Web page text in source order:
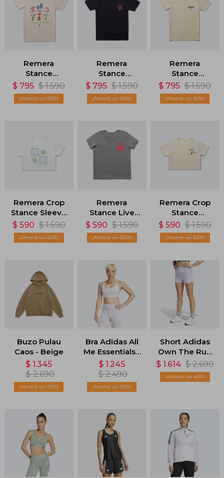
Remera
Stance
Forager -
Beige
$ 795 $ 1.590
50
Remera
Stance
Poppins - Azul
$ 795 $ 1.590
50
Remera
Stance
Scorchin -
Beige
$ 795 $ 1.590
50
Remera Crop
Stance Sleeve
- Blanco
$ 590 $ 1.590
62
Remera
Stance Live
Your Values -
Gris
$ 590 $ 1.590
62
Remera Crop
Stance
Shroom Stitch
- Blanco
$ 590 $ 1.590
62
Buzo Pulau
Caos - Beige
$ 1.345
$ 2.690
50
Bra Adidas All
Me Essentials -
Gris
$ 1.245
$ 2.490
50
Short Adidas
Own The Run
- Violeta
$ 1.614 $ 2.690
40